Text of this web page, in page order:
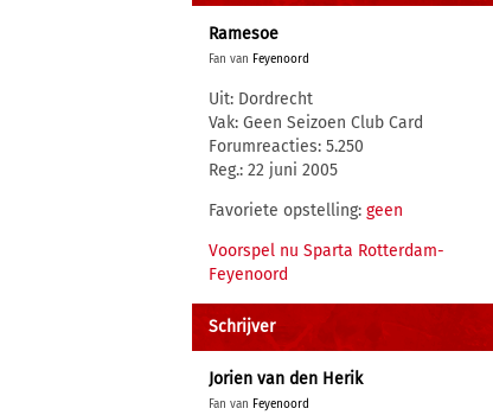
Ramesoe
Fan van Feyenoord
Uit: Dordrecht
Vak: Geen Seizoen Club Card
Forumreacties: 5.250
Reg.: 22 juni 2005
Favoriete opstelling: geen
Voorspel nu Sparta Rotterdam-
Feyenoord
Schrijver
Jorien van den Herik
Fan van Feyenoord